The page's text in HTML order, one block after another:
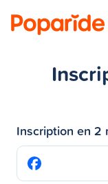
Inscription en 2